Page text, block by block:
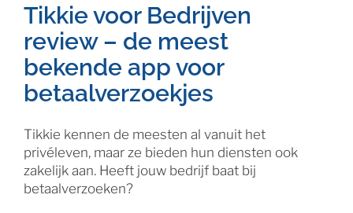
Tikkie voor Bedrijven
review – de meest
bekende app voor
betaalverzoekjes
Tikkie kennen de meesten al vanuit het
privéleven, maar ze bieden hun diensten ook
zakelijk aan. Heeft jouw bedrijf baat bij
betaalverzoeken?